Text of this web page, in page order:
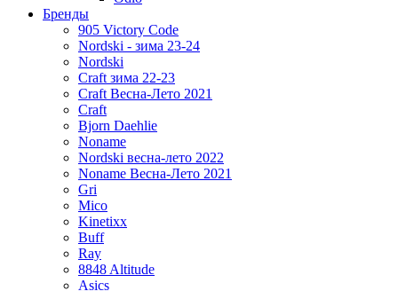
Бренды
905 Victory Code
Nordski - зима 23-24
Nordski
Craft зима 22-23
Craft Весна-Лето 2021
Craft
Bjorn Daehlie
Noname
Nordski весна-лето 2022
Noname Весна-Лето 2021
Gri
Mico
Kinetixx
Buff
Ray
8848 Altitude
Asics